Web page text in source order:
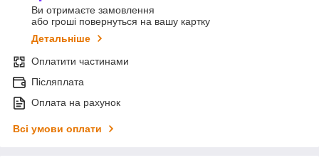
Ви отримаєте замовлення
або гроші повернуться на вашу картку
Детальніше
Оплатити частинами
Післяплата
Оплата на рахунок
Всі умови оплати